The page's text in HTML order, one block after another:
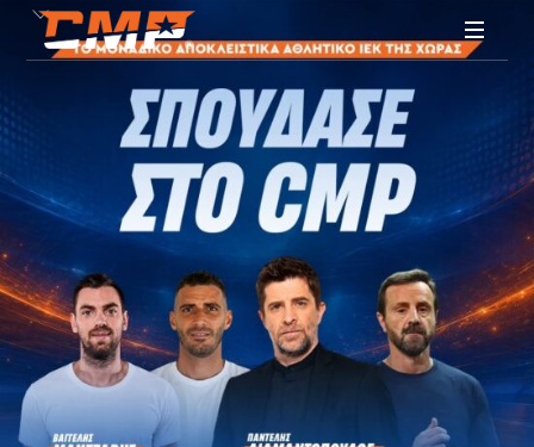
από έμπειρα αθλητικά στελέχη καθώς και
μεγάλες προσωπικότητες του χώρου.